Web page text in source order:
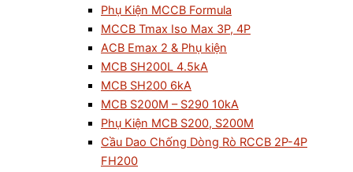
Phụ Kiện MCCB Formula
MCCB Tmax Iso Max 3P, 4P
ACB Emax 2 & Phụ kiện
MCB SH200L 4.5kA
MCB SH200 6kA
MCB S200M – S290 10kA
Phụ Kiện MCB S200, S200M
Cầu Dao Chống Dòng Rò RCCB 2P-4P
FH200